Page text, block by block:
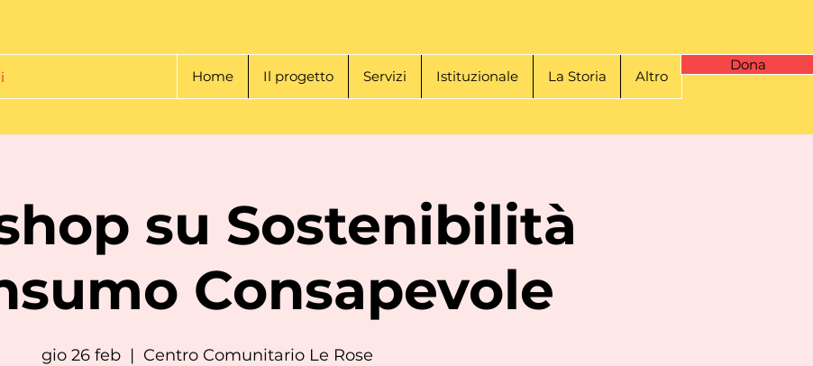
Home Il progetto Servizi Istituzionale La Storia Altro
Dona
su Sostenibilità
Consapevole
gio 26 feb
  |
Centro Comunitario Le Rose